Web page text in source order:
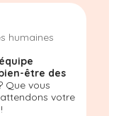
humaines
équipe
être des
Que vous
votre